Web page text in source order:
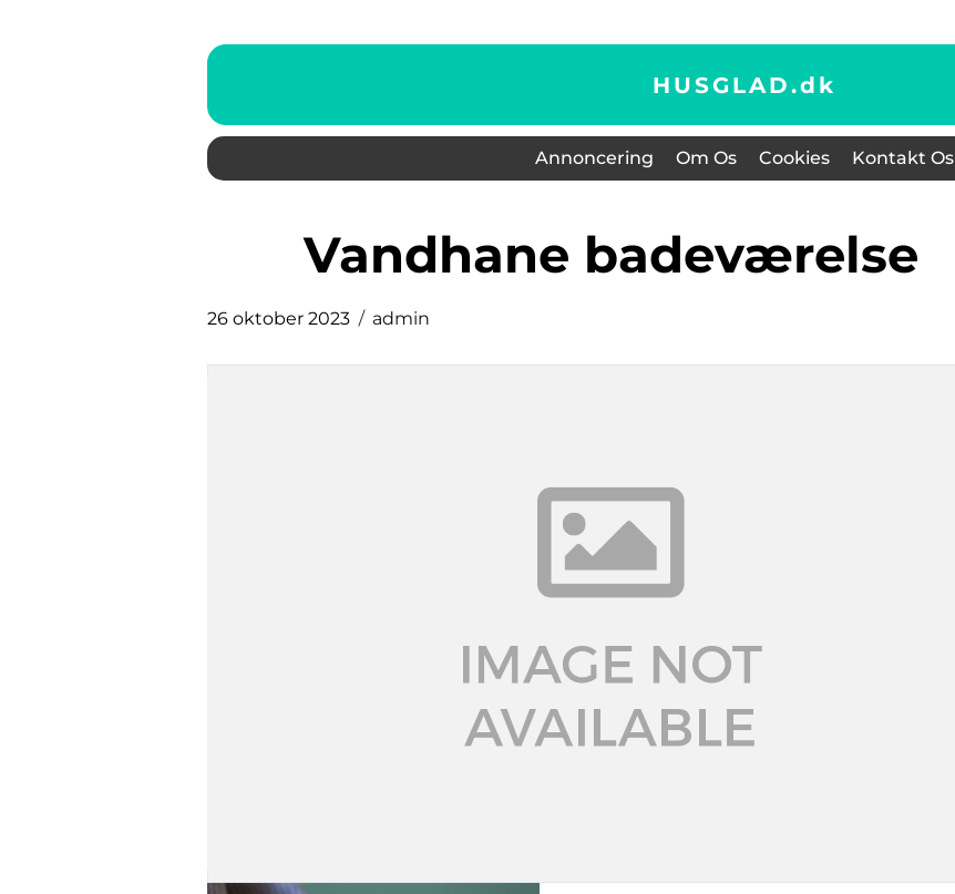
HUSGLAD.dk
Annoncering Om Os Cookies Kontakt Os
vandhane badeværelse
26 oktober 2023 admin